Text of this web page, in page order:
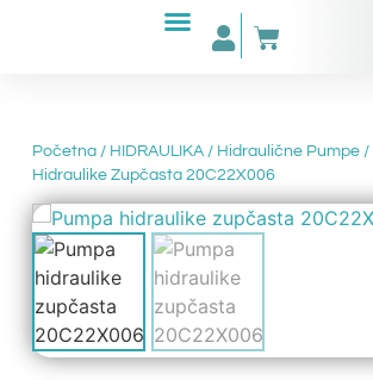
Početna/ HIDRAULIKA/ Hidraulične Pumpe/
Hidraulike Zupčasta 20C22X006